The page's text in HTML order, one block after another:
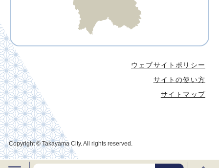
ウェブサイトポリシー
サイトの使い方
サイトマップ
Copyright © Takayama City. All rights reserved.